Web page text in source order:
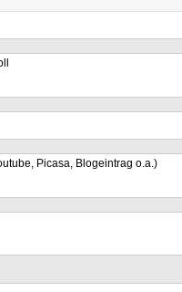
Picasa, Blogeintrag o.a.)